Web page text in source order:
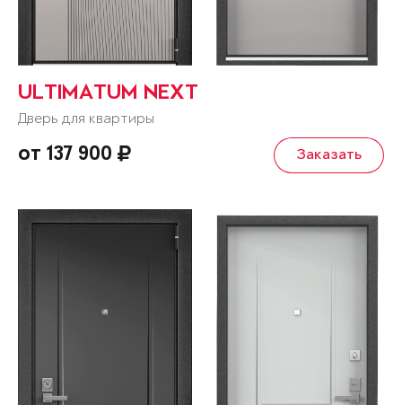
ULTIMATUM NEXT
Дверь для квартиры
от 137 900 Заказать